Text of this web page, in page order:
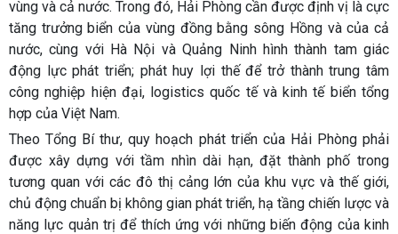
vùng và cả nước. Trong đó, Hải Phòng cần được định vị là cực
tăng trưởng biển của vùng đồng bằng sông Hồng và của cả
nước, cùng với Hà Nội và Quảng Ninh hình thành tam giác
động lực phát triển; phát huy lợi thế để trở thành trung tâm
công nghiệp hiện đại, logistics quốc tế và kinh tế biển tổng
hợp của Việt Nam.
Theo Tổng Bí thư, quy hoạch phát triển của Hải Phòng phải
được xây dựng với tầm nhìn dài hạn, đặt thành phố trong
tương quan với các đô thị cảng lớn của khu vực và thế giới,
chủ động chuẩn bị không gian phát triển, hạ tầng chiến lược và
năng lực quản trị để thích ứng với những biến động của kinh